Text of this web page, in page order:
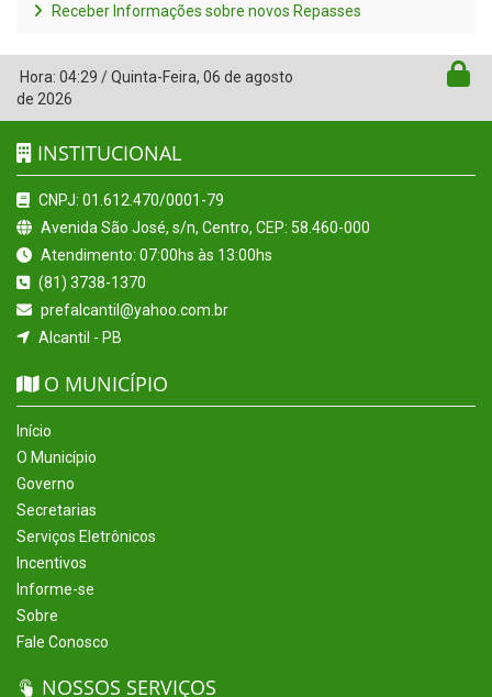
Receber Informações sobre novos Repasses
Hora: 04:29 /Quinta-Feira, 06 de agosto
de 2026
INSTITUCIONAL
CNPJ: 01.612.470/0001-79
Avenida São José, s/n, Centro, CEP: 58.460-000
Atendimento: 07:00hs às 13:00hs
(81) 3738-1370
prefalcantil@yahoo.com.br
Alcantil - PB
O MUNICÍPIO
Início
O Município
Governo
Secretarias
Serviços Eletrônicos
Incentivos
Informe-se
Sobre
Fale Conosco
NOSSOS SERVIÇOS